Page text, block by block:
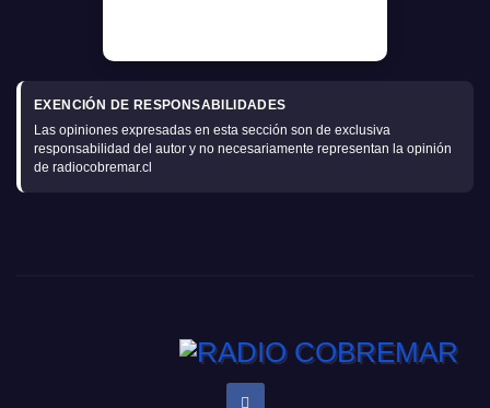
EXENCIÓN DE RESPONSABILIDADES
Las opiniones expresadas en esta sección son de exclusiva
responsabilidad del autor y no necesariamente representan la opinión
de radiocobremar.cl